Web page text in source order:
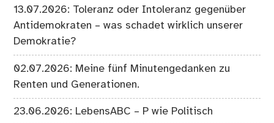
13.07.2026: Toleranz oder Intoleranz gegenüber
Antidemokraten – was schadet wirklich unserer
Demokratie?
02.07.2026: Meine fünf Minutengedanken zu
Renten und Generationen.
23.06.2026: LebensABC – P wie Politisch